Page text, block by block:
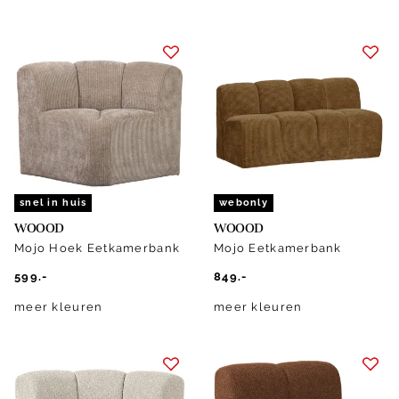
snel in huis
WOOOD
Mojo Hoek Eetkamerbank
599.-
meer kleuren
webonly
WOOOD
Mojo Eetkamerbank
849.-
meer kleuren